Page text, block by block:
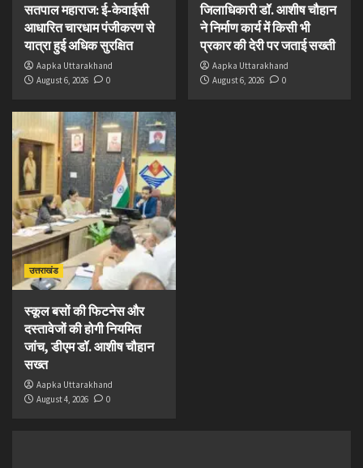
सतपाल महाराज: ई-केवाईसी
आधारित चारधाम पंजीकरण से
यात्रा हुई अधिक सुरक्षित
Aapka Uttarakhand
August 6, 2026
0
जिलाधिकारी डॉ. आशीष चौहान
ने निर्माण कार्य में किसी भी
प्रकार की देरी पर जताई सख्ती
Aapka Uttarakhand
August 6, 2026
0
उत्तराखंड
स्कूल बसों की फिटनेस और
दस्तावेजों की होगी नियमित
जांच, डीएम डॉ. आशीष चौहान
सख्त
Aapka Uttarakhand
August 4, 2026
0